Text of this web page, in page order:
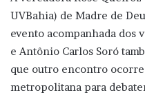
UVBahia) de Madre de
evento acompanhada dos
e Antônio Carlos Soró
que outro encontro
metropolitana para